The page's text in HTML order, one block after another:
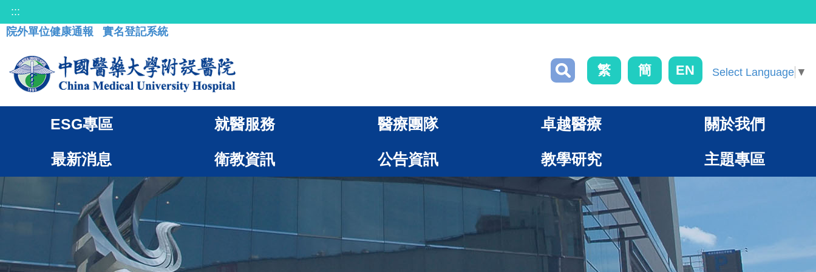
:::
院外單位健康通報
實名登記系統
繁 簡 EN Select Language ▼
ESG專區 就醫服務 醫療團隊 卓越醫療 關於我們
最新消息 衛教資訊 公告資訊 教學研究 主題專區